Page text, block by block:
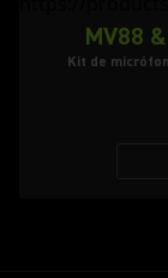
MV88
Kit de